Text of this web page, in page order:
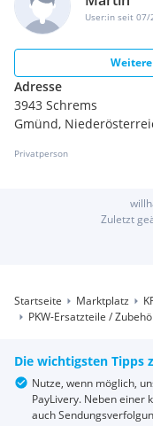
User:in seit 07/
Adresse
3943 Schrems
Gmünd,
Privatperson
Zuletzt
Startseite Marktplatz
PKW-Ersatzteile /
Die wichtigsten Tipps
Nutze, wenn möglich,
PayLivery. Neben einer
auch